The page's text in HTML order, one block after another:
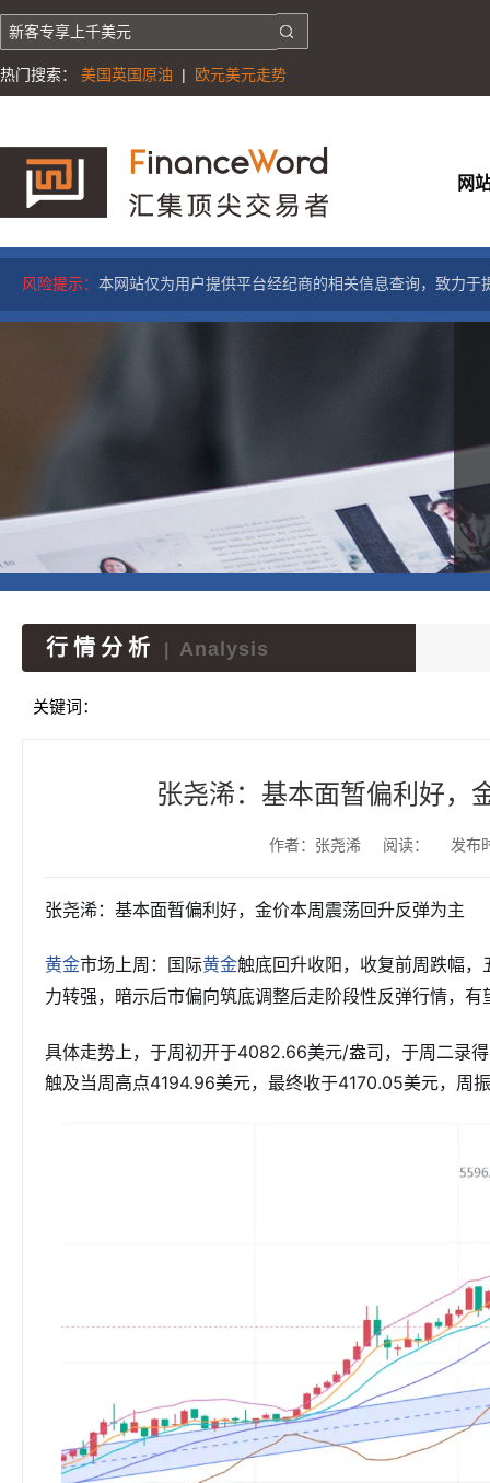
热门搜索： 美国英国原油 | 欧元美元走势
网
风险提示： 本网站仅为用户提供平台经纪商的相关信息查询，致力
行情分析 Analysis
关键词：
张尧浠：基本面暂偏利好，
作者：张尧浠 阅读： 发布
张尧浠：基本面暂偏利好，金价本周震荡回升反弹为主
黄金市场上周：国际黄金触底回升收阳，收复前周跌幅
力转强，暗示后市偏向筑底调整后走阶段性反弹行情，
具体走势上，于周初开于4082.66美元/盎司，于周二录
触及当周高点4194.96美元，最终收于4170.05美元，周